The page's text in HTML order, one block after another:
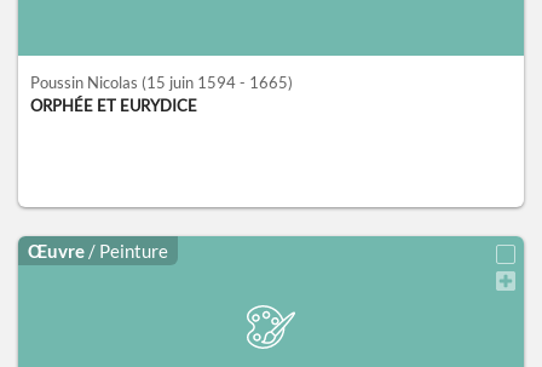
Poussin Nicolas (15 juin 1594 - 1665)
ORPHÉE ET EURYDICE
Œuvre / Peinture